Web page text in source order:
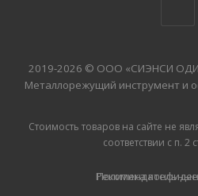
2019-2026 © ООО «СИЭНСИ
Металлорежущий инструмент и
Стоимость товаров на сайте не
соответствии с п. 2
Политика